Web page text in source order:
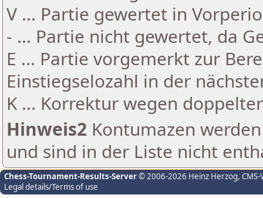
V ... Partie gewertet in
- ... Partie nicht gewertet, da
E ... Partie vorgemerkt zur
Einstiegselozahl in der
K ... Korrektur wegen
Hinweis2 Kontumazen
und sind in der Liste nicht
Chess-Tournament-Results-Server© 2006-2026 Heinz Herzog,
Legal details/Terms of use